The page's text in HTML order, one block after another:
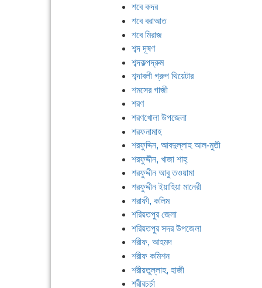
শবে কদর
শবে বরাআত
শবে মিরাজ
শব্দ দূষণ
শব্দকল্পদ্রুম
শব্দাবলী গ্রুপ থিয়েটার
শমসের গাজী
শরণ
শরণখোলা উপজেলা
শরফনামাহ
শরফুদ্দিন, আবদুল্লাহ আল-মুতী
শরফুদ্দীন, খাজা শাহ্
শরফুদ্দীন আবু তওয়ামা
শরফুদ্দীন ইয়াহিয়া মানেরী
শরাফী, কলিম
শরিয়তপুর জেলা
শরিয়তপুর সদর উপজেলা
শরীফ, আহমদ
শরীফ কমিশন
শরীয়তুল্লাহ, হাজী
শরীরচর্চা